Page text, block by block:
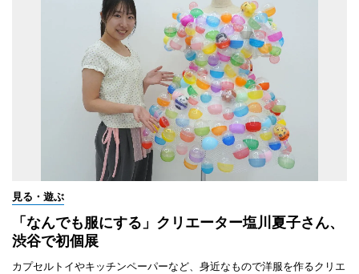
見る・遊ぶ
「なんでも服にする」クリエーター塩川夏子さん、
渋谷で初個展
カプセルトイやキッチンペーパーなど、身近なもので洋服を作るクリエ